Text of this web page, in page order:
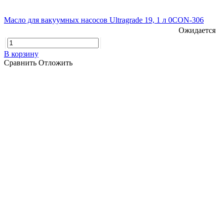
Масло для вакуумных насосов Ultragrade 19, 1 л 0CON-306
Ожидается
В корзину
Сравнить Отложить